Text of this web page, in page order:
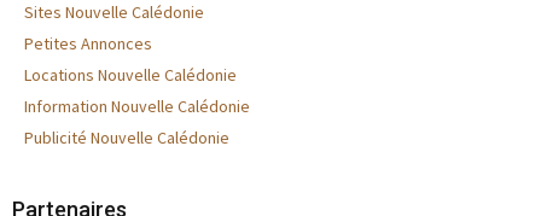
Sites Nouvelle Calédonie
Petites Annonces
Locations Nouvelle Calédonie
Information Nouvelle Calédonie
Publicité Nouvelle Calédonie
Partenaires